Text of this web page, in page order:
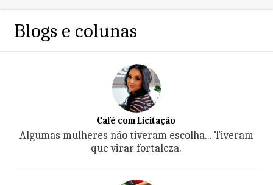
Blogs e colunas
Café com Licitação
Algumas mulheres não tiveram escolha... Tiveram
que virar fortaleza.